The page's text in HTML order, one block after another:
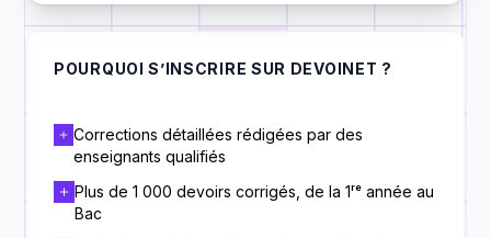
POURQUOI S’INSCRIRE SUR DEVOINET ?
Corrections détaillées rédigées par des
enseignants qualifiés
Plus de 1 000 devoirs corrigés, de la 1ʳᵉ année au
Bac